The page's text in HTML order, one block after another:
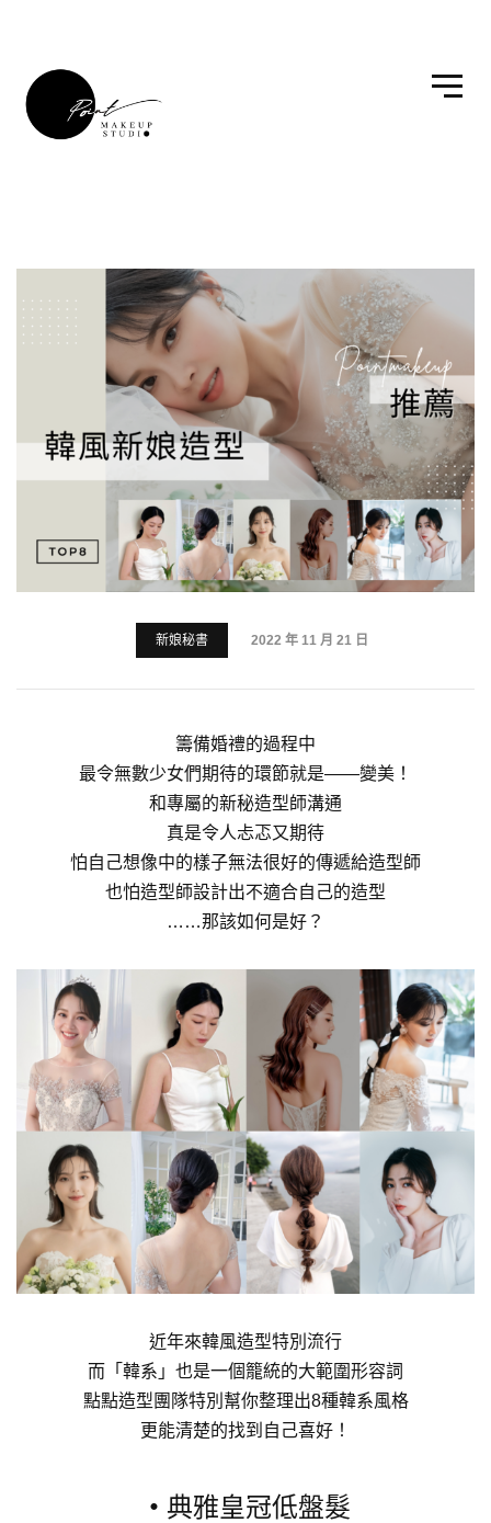
新娘秘書 2022 年 11 月 21 日
籌備婚禮的過程中
最令無數少女們期待的環節就是——變美！
和專屬的新秘造型師溝通
真是令人忐忑又期待
怕自己想像中的樣子無法很好的傳遞給造型師
也怕造型師設計出不適合自己的造型
……那該如何是好？
近年來韓風造型特別流行
而「韓系」也是一個籠統的大範圍形容詞
點點造型團隊特別幫你整理出8種韓系風格
更能清楚的找到自己喜好！
・ 典雅皇冠低盤髮